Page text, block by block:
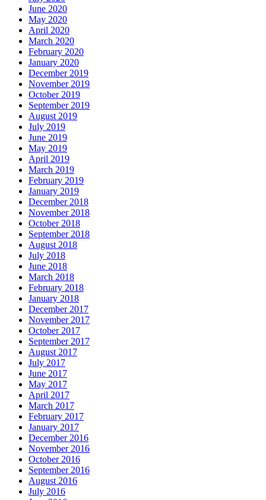
June 2020
May 2020
April 2020
March 2020
February 2020
January 2020
December 2019
November 2019
October 2019
September 2019
August 2019
July 2019
June 2019
May 2019
April 2019
March 2019
February 2019
January 2019
December 2018
November 2018
October 2018
September 2018
August 2018
July 2018
June 2018
March 2018
February 2018
January 2018
December 2017
November 2017
October 2017
September 2017
August 2017
July 2017
June 2017
May 2017
April 2017
March 2017
February 2017
January 2017
December 2016
November 2016
October 2016
September 2016
August 2016
July 2016